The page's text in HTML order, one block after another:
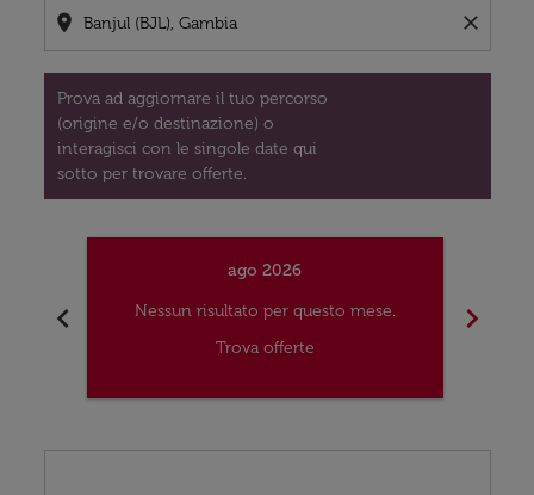
location_on close
Prova ad aggiornare il tuo percorso
(origine e/o destinazione) o
interagisci con le singole date qui
sotto per trovare offerte.
chevron_left
ago 2026
Nessun risultato per questo mese.
Trova offerte
chevron_right